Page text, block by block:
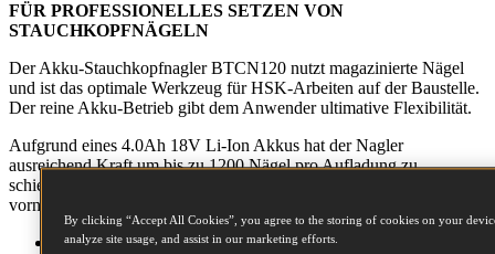
FÜR PROFESSIONELLES SETZEN VON
STAUCHKOPFNÄGELN
Der Akku-Stauchkopfnagler BTCN120 nutzt magazinierte Nägel
und ist das optimale Werkzeug für HSK-Arbeiten auf der Baustelle.
Der reine Akku-Betrieb gibt dem Anwender ultimative Flexibilität.
Aufgrund eines 4.0Ah 18V Li-Ion Akkus hat der Nagler
ausreichend Kraft um bis zu 1200 Nägel pro Aufladung zu
schießen. Multi-Funktions Leuchten, wie auch werkzeuglos
vornehmbare Einstellungen optimieren den Arbeitsvorgang.
Schießt 16GA Stiftnägel von 32-63mm
By clicking “Accept All Cookies”, you agree to the storing of cookies on your
analyze site usage, and assist in our marketing efforts.